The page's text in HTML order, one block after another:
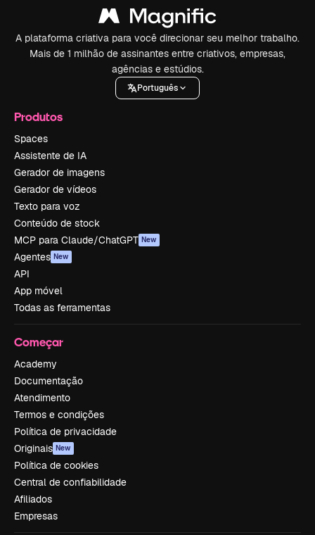
A plataforma criativa para você direcionar seu melhor trabalho.
Mais de 1 milhão de assinantes entre criativos, empresas,
agências e estúdios.
Português
Produtos
Spaces
Assistente de IA
Gerador de imagens
Gerador de vídeos
Texto para voz
Conteúdo de stock
MCP para Claude/ChatGPT New
Agentes New
API
App móvel
Todas as ferramentas
Começar
Academy
Documentação
Atendimento
Termos e condições
Política de privacidade
Originais New
Política de cookies
Central de confiabilidade
Afiliados
Empresas